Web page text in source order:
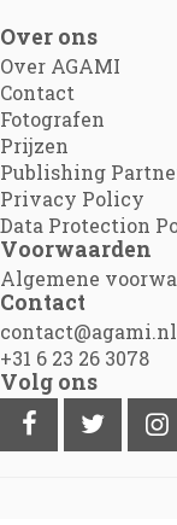
Over ons
Over AGAMI
Contact
Fotografen
Prijzen
Publishing
Privacy Policy
Data Protection
Voorwaarden
Algemene
Contact
contact@agami.nl
+31 6 23 26 3078
Volg ons